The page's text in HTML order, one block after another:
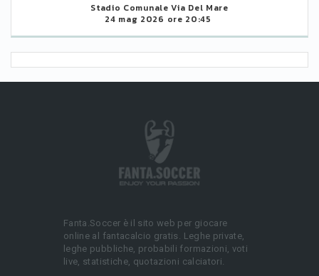
Stadio Comunale Via Del Mare
24 mag 2026 ore 20:45
Fanta.Soccer è il sito web per giocare
online al fantacalcio gratis. Leghe private,
leghe pubbliche, probabili formazioni, voti
live, statistiche, quotazioni calciatori.